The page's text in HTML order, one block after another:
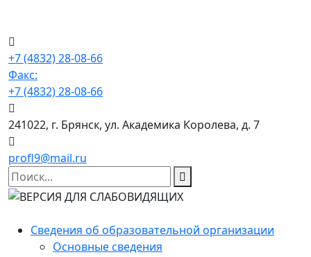
+7 (4832) 28-08-66
Факс:
+7 (4832) 28-08-66
241022, г. Брянск, ул. Академика Королева, д. 7
profl9@mail.ru
Сведения об образовательной организации
Основные сведения